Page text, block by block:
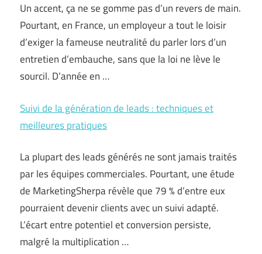
Un accent, ça ne se gomme pas d’un revers de main.
Pourtant, en France, un employeur a tout le loisir
d’exiger la fameuse neutralité du parler lors d’un
entretien d’embauche, sans que la loi ne lève le
sourcil. D’année en …
Suivi de la génération de leads : techniques et
meilleures pratiques
La plupart des leads générés ne sont jamais traités
par les équipes commerciales. Pourtant, une étude
de MarketingSherpa révèle que 79 % d’entre eux
pourraient devenir clients avec un suivi adapté.
L’écart entre potentiel et conversion persiste,
malgré la multiplication …